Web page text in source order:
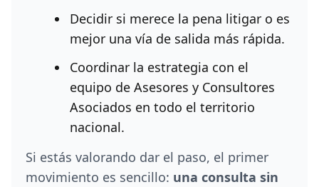
Decidir si merece la pena litigar o es
mejor una vía de salida más rápida.
Coordinar la estrategia con el
equipo de Asesores y Consultores
Asociados en todo el territorio
nacional.
Si estás valorando dar el paso, el primer
movimiento es sencillo: una consulta sin